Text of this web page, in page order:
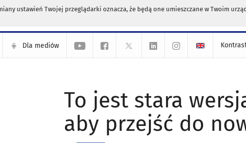
ustawień Twojej przeglądarki oznacza, że będą one umieszczane w Twoim
Dla mediów
To jest stara
aby przejść do